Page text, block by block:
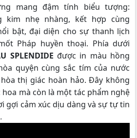
mang đậm tính biểu tượng:
kim nhẹ nhàng, kết hợp cùng
bật, đại diện cho sự thanh lịch
Pháp huyền thoại. Phía dưới
SPLENDIDE được in màu hồng
quyện cùng sắc tím của nước
thị giác hoàn hảo. Đây không
mà còn là một tác phẩm nghệ
gợi cảm xúc dịu dàng và sự tự tin